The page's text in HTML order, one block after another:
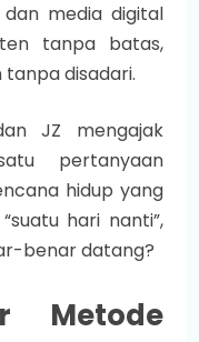
media digital
tanpa batas,
disadari.
JZ mengajak
pertanyaan
hidup yang
hari nanti”,
benar datang?
Metode